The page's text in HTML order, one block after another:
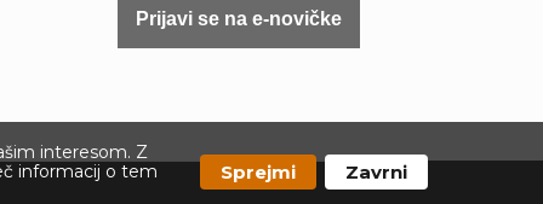
interesom. Z
informacij o tem
Sprejmi Zavrni
Prijavi se na e-novičke